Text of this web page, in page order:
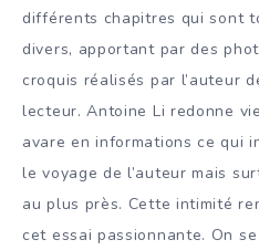
différents chapitres qui sont
divers, apportant par des
croquis réalisés par l’auteur
lecteur. Antoine Li redonne
avare en informations ce qui
le voyage de l’auteur mais
au plus près. Cette intimité
cet essai passionnante. On